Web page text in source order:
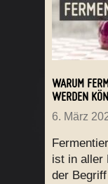
WARUM
WERDEN
6. März
ist in aller
der